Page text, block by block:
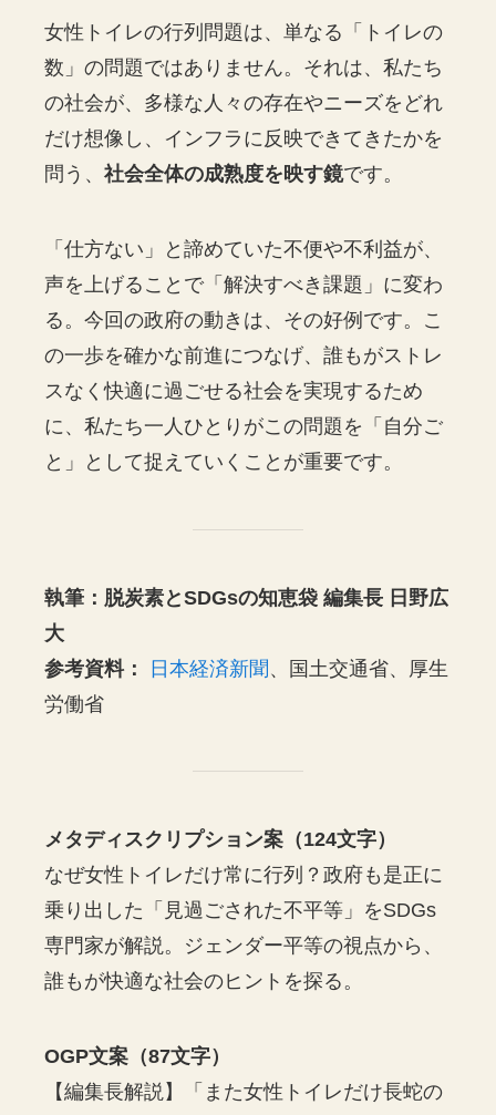
女性トイレの行列問題は、単なる「トイレの
数」の問題ではありません。それは、私たち
の社会が、多様な人々の存在やニーズをどれ
だけ想像し、インフラに反映できてきたかを
問う、社会全体の成熟度を映す鏡です。
「仕方ない」と諦めていた不便や不利益が、
声を上げることで「解決すべき課題」に変わ
る。今回の政府の動きは、その好例です。こ
の一歩を確かな前進につなげ、誰もがストレ
スなく快適に過ごせる社会を実現するため
に、私たち一人ひとりがこの問題を「自分ご
と」として捉えていくことが重要です。
執筆：脱炭素とSDGsの知恵袋 編集長 日野広
大
参考資料：
日本経済新聞 、国土交通省、厚生
労働省
メタディスクリプション案（124文字）
なぜ女性トイレだけ常に行列？政府も是正に
乗り出した「見過ごされた不平等」をSDGs
専門家が解説。ジェンダー平等の視点から、
誰もが快適な社会のヒントを探る。
OGP文案（87文字）
【編集長解説】「また女性トイレだけ長蛇の